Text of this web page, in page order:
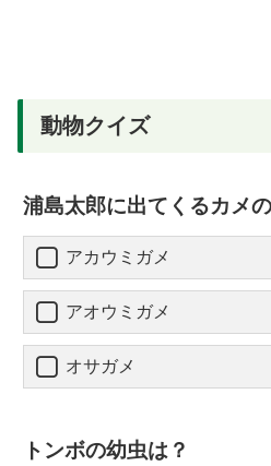
動物クイズ
浦島太郎に出てくるカメ
アカウミガメ
アオウミガメ
オサガメ
トンボの幼虫は？